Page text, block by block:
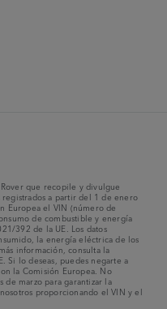
que recopile y divulgue
a partir del 1 de enero
Europea el VIN (número de
de combustible y energía
392 de la UE. Los datos
la energía eléctrica de los
información, consulta la
Si lo deseas, puedes negarte a
la Comisión Europea. No
de marzo para garantizar la
proporcionando el VIN y el